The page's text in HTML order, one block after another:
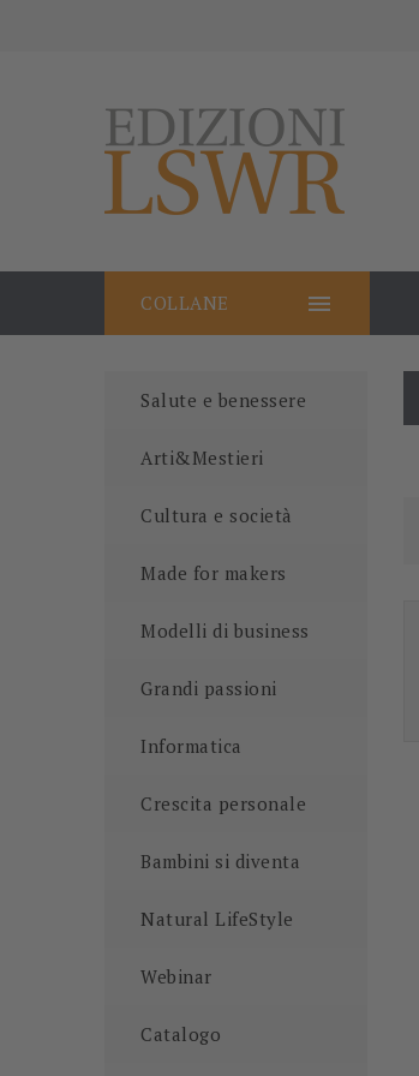

COLLANE
Salute e benessere
Arti&Mestieri
Cultura e società
Made for makers
Modelli di business
Grandi passioni
Informatica
Crescita personale
Bambini si diventa
Natural LifeStyle
Webinar
Catalogo